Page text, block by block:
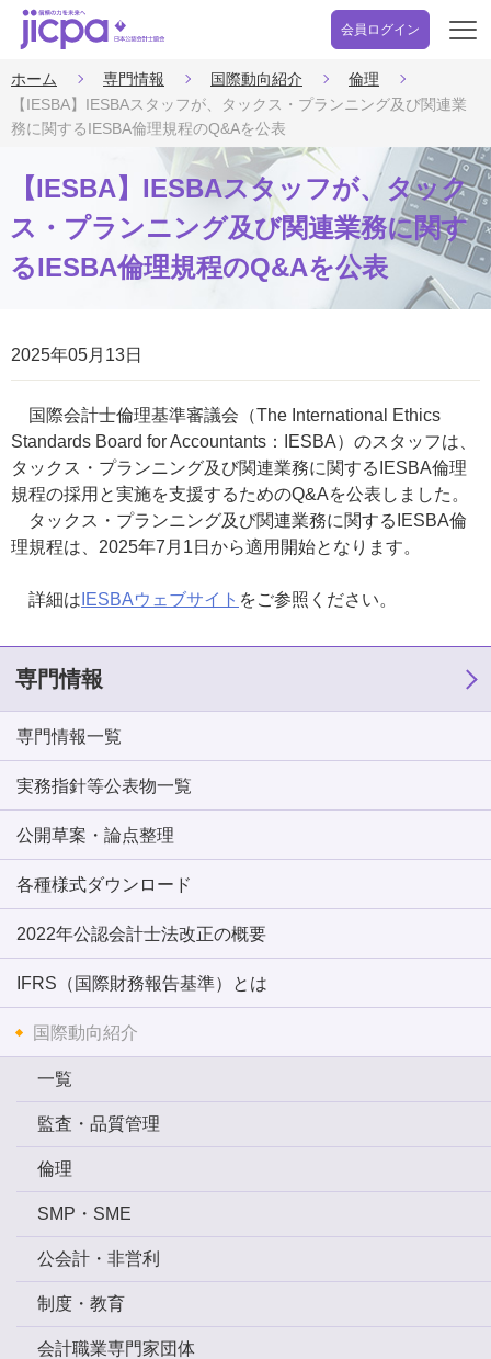
会員ログイン
開
ホーム 専門情報 国際動向紹介
倫理
【IESBA】IESBAスタッフが、タックス・プランニング及び関連業
務に関するIESBA倫理規程のQ&Aを公表
【IESBA】IESBAスタッフが、タック
ス・プランニング及び関連業務に関す
るIESBA倫理規程のQ&Aを公表
2025年05月13日
国際会計士倫理基準審議会（The International Ethics
Standards Board for Accountants：IESBA）のスタッフは、
タックス・プランニング及び関連業務に関するIESBA倫理
規程の採用と実施を支援するためのQ&Aを公表しました。
タックス・プランニング及び関連業務に関するIESBA倫
理規程は、2025年7月1日から適用開始となります。
詳細は IESBAウェブサイト をご参照ください。
専門情報
専門情報一覧
実務指針等公表物一覧
公開草案・論点整理
各種様式ダウンロード
2022年公認会計士法改正の概要
IFRS（国際財務報告基準）とは
国際動向紹介
一覧
監査・品質管理
倫理
SMP・SME
公会計・非営利
制度・教育
会計職業専門家団体